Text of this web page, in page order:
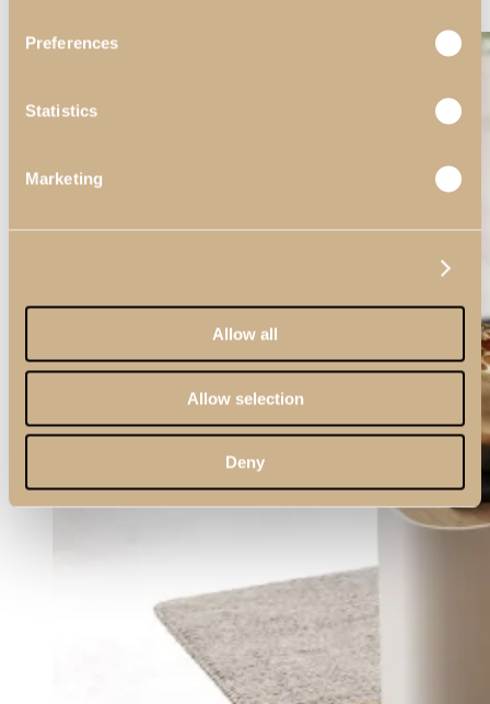
Preferences
Statistics
Marketing
Allow all
Allow selection
Deny